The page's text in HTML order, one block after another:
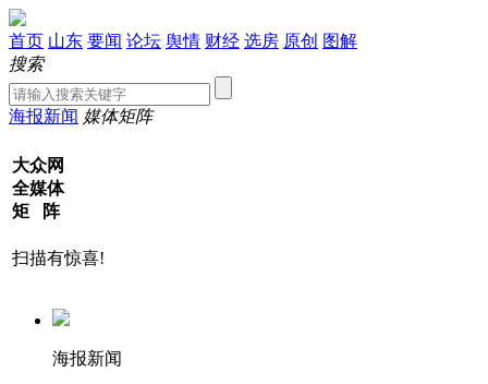
首页 山东 要闻 论坛 舆情 财经 选房 原创 图解
搜索
海报新闻 媒体矩阵
大众网
全媒体
矩 阵
扫描有惊喜!
海报新闻